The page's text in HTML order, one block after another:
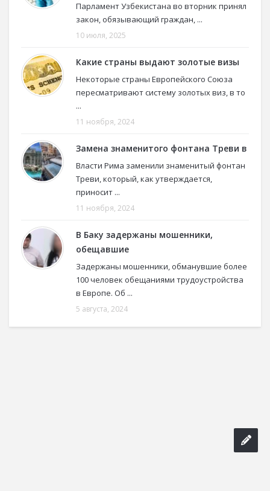
Парламент Узбекистана во вторник принял
закон, обязывающий граждан, ...
10 июля, 2025
Какие страны выдают золотые визы
Некоторые страны Европейского Союза
пересматривают систему золотых виз, в то
...
11 ноября, 2024
Замена знаменитого фонтана Треви в
Власти Рима заменили знаменитый фонтан
Треви, который, как утверждается,
приносит ...
11 ноября, 2024
В Баку задержаны мошенники,
обещавшие
Задержаны мошенники, обманувшие более
100 человек обещаниями трудоустройства
в Европе. Об ...
5 августа, 2024